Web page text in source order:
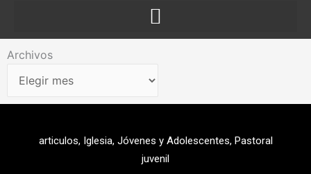
Archivos
Archivos
articulos, Iglesia, Jóvenes y Adolescentes, Pastoral
juvenil